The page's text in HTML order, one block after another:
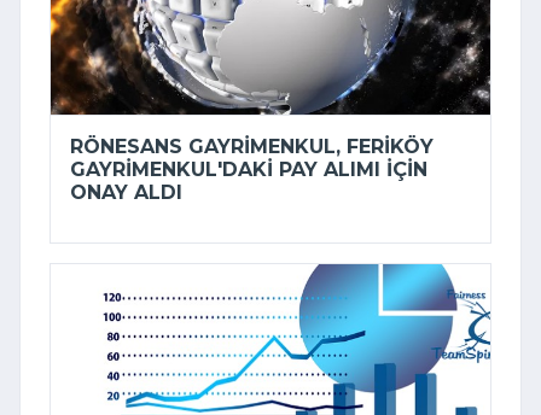
RÖNESANS GAYRIMENKUL, FERIKÖY
GAYRIMENKUL'DAKI PAY ALIMI IÇIN
ONAY ALDI